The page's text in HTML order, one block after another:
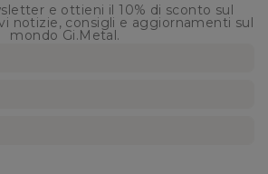
e ottieni il 10% di sconto sul
notizie, consigli e aggiornamenti sul
mondo Gi.Metal.